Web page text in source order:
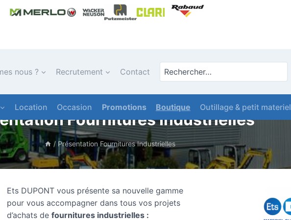
nous ?
Recrutement Contact
Rechercher
sur
le
site
Location Occasion Promotions Boutique Outillage & petit materiel
Fournitures Industrielles
/ Présentation Fournitures Industrielles
Ets DUPONT vous présente sa nouvelle gamme
pour vous accompagner dans tous vos projets
d’achats de fournitures industrielles :